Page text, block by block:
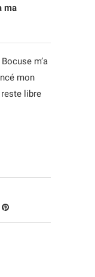
ma
m’a
mon
libre